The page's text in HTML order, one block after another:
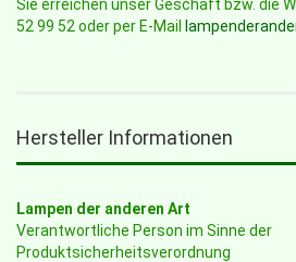
Sie erreichen unser Geschäft bzw. die
52 99 52 oder per E-Mail
Hersteller Informationen
Lampen der anderen Art
Verantwortliche Person im Sinne der
Produktsicherheitsverordnung